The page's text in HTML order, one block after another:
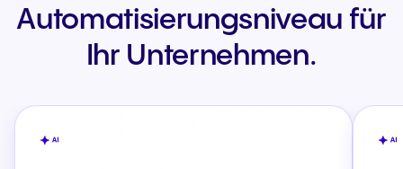
Automatisierungsniveau für
Ihr Unternehmen.